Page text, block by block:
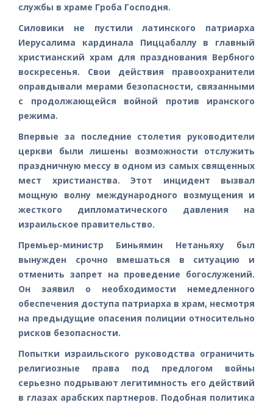
службы в храме Гроба Господня.
Силовики не пустили латинского патриарха
Иерусалима кардинала Пиццабаллу в главный
христианский храм для празднования Вербного
воскресенья. Свои действия правоохранители
оправдывали мерами безопасности, связанными
с продолжающейся войной против иранского
режима.
Впервые за последние столетия руководители
церкви были лишены возможности отслужить
праздничную мессу в одном из самых священных
мест христианства. Этот инцидент вызвал
мощную волну международного возмущения и
жесткого дипломатического давления на
израильское правительство.
Премьер-министр Биньямин Нетаньяху был
вынужден срочно вмешаться в ситуацию и
отменить запрет на проведение богослужений.
Он заявил о необходимости немедленного
обеспечения доступа патриарха в храм, несмотря
на предыдущие опасения полиции относительно
рисков безопасности.
Попытки израильского руководства ограничить
религиозные права под предлогом войны
серьезно подрывают легитимность его действий
в глазах арабских партнеров. Подобная политика